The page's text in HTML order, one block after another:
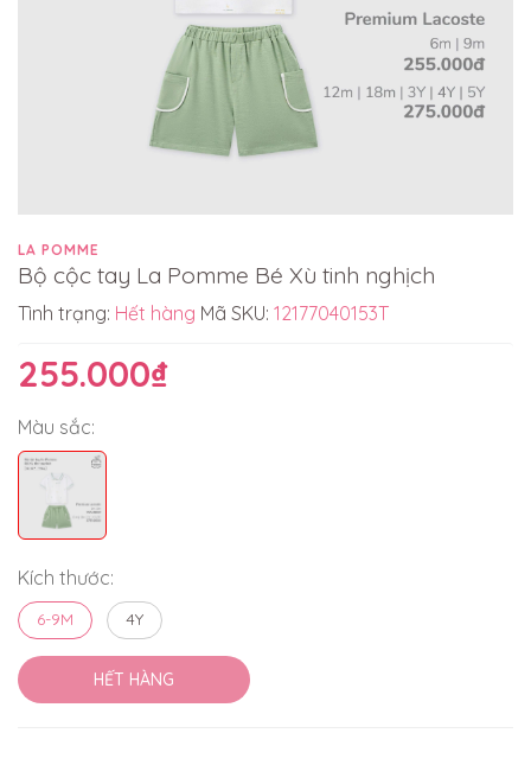
LA POMME
Bộ cộc tay La Pomme Bé Xù tinh nghịch
Tình trạng: Hết hàng Mã SKU: 12177040153T
255.000₫
Màu sắc:
Kích thước:
6-9M 4Y
HẾT HÀNG